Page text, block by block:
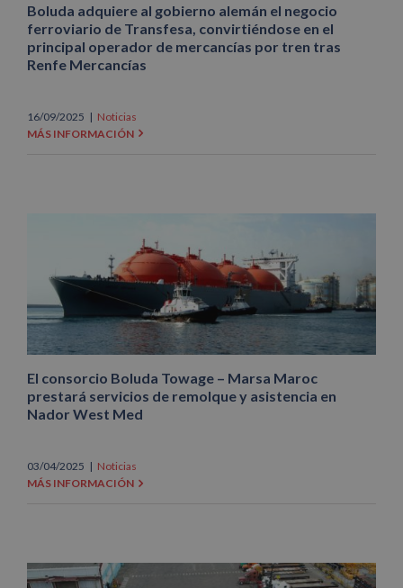
Boluda adquiere al gobierno alemán el negocio
ferroviario de Transfesa, convirtiéndose en el
principal operador de mercancías por tren tras
Renfe Mercancías
16/09/2025 | Noticias
MÁS INFORMACIÓN
El consorcio Boluda Towage – Marsa Maroc
prestará servicios de remolque y asistencia en
Nador West Med
03/04/2025 | Noticias
MÁS INFORMACIÓN